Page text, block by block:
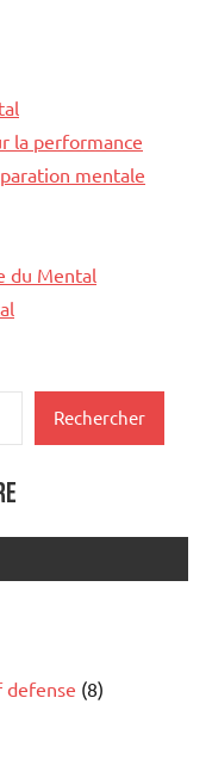
la performance
mentale
du Mental
Rechercher
defense (8)